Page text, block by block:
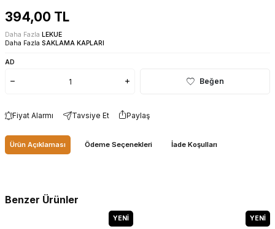
394,00 TL
Daha Fazla LEKUE
Daha Fazla SAKLAMA KAPLARI
AD
Beğen
Fiyat Alarmı Tavsiye Et Paylaş
Ürün Açıklaması Ödeme Seçenekleri İade Koşulları
Benzer Ürünler
YENI YENI